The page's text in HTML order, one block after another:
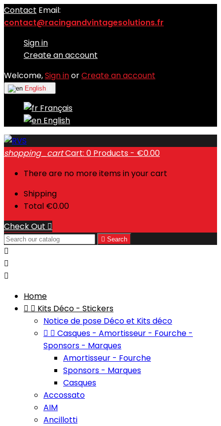
Contact Email:
contact@racingandvintagesolutions.fr
Sign in
Create an account
Welcome,Sign inorCreate an account
English
Français
English
shopping_cartCart: 0 Products - €0.00
There are no more items in your cart
Shipping
Total €0.00
Check Out 
 Search



Home
  Kits Déco - Stickers
Notice de pose Déco et Kits déco
  Casques - Amortisseur - Fourche -
Sponsors - Marques
Amortisseur - Fourche
Sponsors - Marques
Casques
Accossato
AIM
Ancillotti